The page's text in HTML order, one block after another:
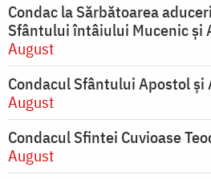
Condac la Sărbătoarea
Sfântului întâiului Mucenic şi
August
Condacul Sfântului Apostol
August
Condacul Sfintei Cuvioase
August